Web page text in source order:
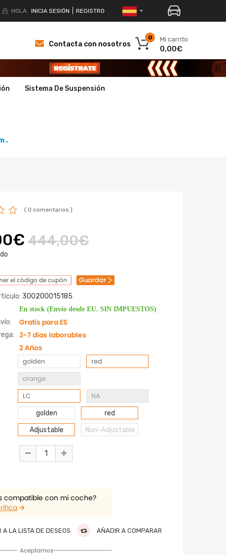
HOLA. INICIA SESIÓN REGISTRO
Mi carrito
0
0,00€
Contacta con nosotros
Sistema De Suspensión
.
( 0 comentarios )
444,00€
el código de cupón Guardar
300200015185
En stock (Envío desde EU. SIN IMPUESTOS)
Gratis para ES
3-7 días laborables
2 Años
golden
red
orange
LC NA
golden
red
Adjustable Non-Adjustable
compatible con mi coche?
A LA LISTA DE DESEOS AÑADIR A COMPARAR
Aceptamos